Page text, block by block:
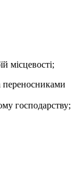
місцевості;
переносниками
господарству;